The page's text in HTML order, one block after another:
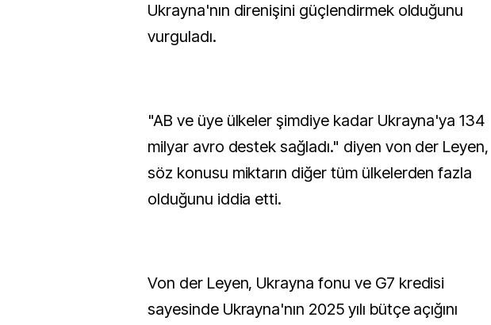
Ukrayna'nın direnişini güçlendirmek olduğunu
vurguladı.
"AB ve üye ülkeler şimdiye kadar Ukrayna'ya 134
milyar avro destek sağladı." diyen von der Leyen,
söz konusu miktarın diğer tüm ülkelerden fazla
olduğunu iddia etti.
Von der Leyen, Ukrayna fonu ve G7 kredisi
sayesinde Ukrayna'nın 2025 yılı bütçe açığını